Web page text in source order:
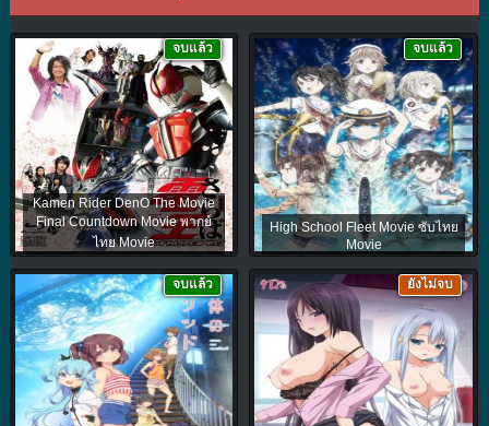
Kamen Rider DenO The Movie
Final Countdown Movie พากย์
ไทย Movie
จบแล้ว
High School Fleet Movie ซับไทย
Movie
จบแล้ว
จบแล้ว ยังไม่จบ